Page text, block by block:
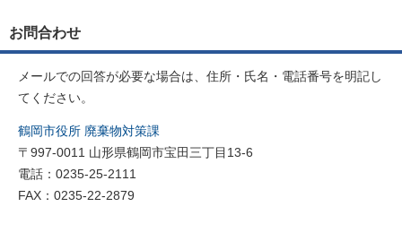
お問合わせ
メールでの回答が必要な場合は、住所・氏名・電話番号を明記し
てください。
鶴岡市役所 廃棄物対策課
〒997-0011 山形県鶴岡市宝田三丁目13-6
電話：0235-25-2111
FAX：0235-22-2879